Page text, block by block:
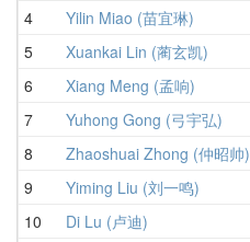
4 Yilin Miao (苗宜琳)
5 Xuankai Lin (蔺玄凯)
6 Xiang Meng (孟响)
7 Yuhong Gong (弓宇弘)
8 Zhaoshuai Zhong (仲昭帅)
9 Yiming Liu (刘一鸣)
10 Di Lu (卢迪)